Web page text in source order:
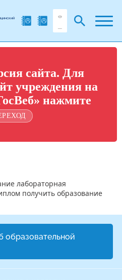
сайта. Для
учреждения на
нажмите
лабораторная
получить образование
образовательной